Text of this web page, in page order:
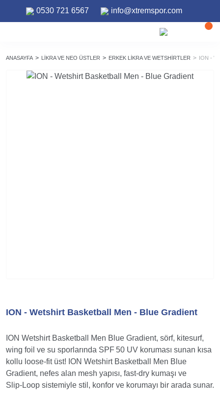
0530 721 6567 info@xtremspor.com
ANASAYFA LIKRA VE NEO ÜSTLER ERKEK LIKRA VE WETSHIRTLER ION -
ION - Wetshirt Basketball Men - Blue Gradient
ION Wetshirt Basketball Men Blue Gradient, sörf, kitesurf,
wing foil ve su sporlarında SPF 50 UV koruması sunan kısa
kollu loose-fit üst! ION Wetshirt Basketball Men Blue
Gradient, nefes alan mesh yapısı, fast‑dry kumaşı ve
Slip‑Loop sistemiyle stil, konfor ve korumayı bir arada sunar.